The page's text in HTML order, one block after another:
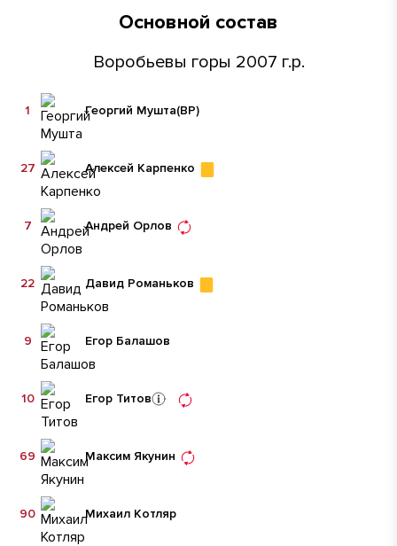
Основной состав
Воробьевы горы 2007 г.р.
Георгий Мушта(ВР)
1
Алексей Карпенко
27
Андрей Орлов
7
Давид Романьков
22
Егор Балашов
9
Егор Титов
10
Максим Якунин
69
Михаил Котляр
90